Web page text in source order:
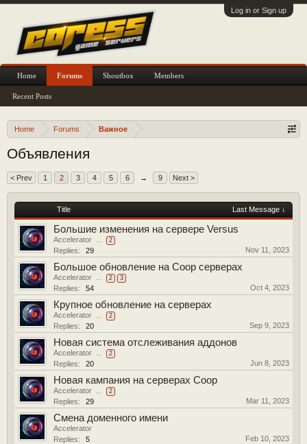
Log in or Sign up
Home Forums Важное
Объявления
< Prev 1 2 3 4 5 6 → 9 Next >
Title Last Message ↓
Большие изменения на сервере Versus
Accelerator ... 2
Replies: 29 Nov 11, 2023
Большое обновление на Coop серверах
Accelerator ... 2 3
Replies: 54 Oct 4, 2023
Крупное обновление на серверах
Accelerator ... 2
Replies: 20 Sep 9, 2023
Новая система отслеживания аддонов
Accelerator ... 2
Replies: 20 Jun 8, 2023
Новая кампания на серверах Coop
Accelerator ... 2
Replies: 29 Mar 11, 2023
Смена доменного имени
Accelerator
Replies:
5 Feb 10, 2023
Home Forums
Recent Posts
Shoutbox Members